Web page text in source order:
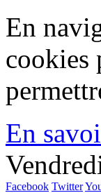
En
cookies
En
Facebook Twitter